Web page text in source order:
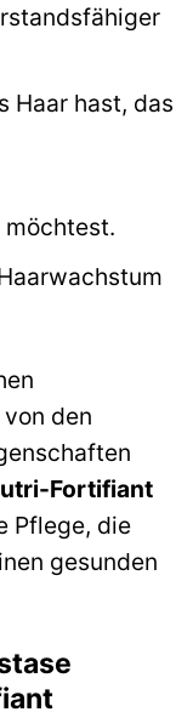
Haar hast, das
den
Fortifiant
Pflege, die
gesunden